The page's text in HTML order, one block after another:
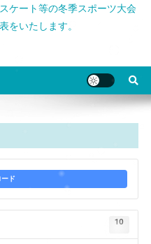
ケート等の冬季スポーツ大会
をいたします。
ド
10